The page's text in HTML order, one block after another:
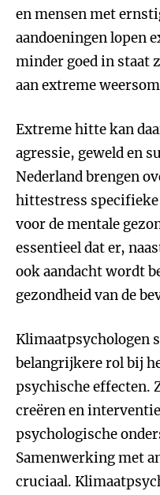
en mensen met
aandoeningen lopen
minder goed in staat
aan extreme
Extreme hitte kan
agressie, geweld en
Nederland brengen
hittestress
voor de mentale
essentieel dat er,
ook aandacht wordt
gezondheid van de
Klimaatpsychologen
belangrijkere rol bij
psychische effecten.
creëren en
psychologische
Samenwerking met
cruciaal.